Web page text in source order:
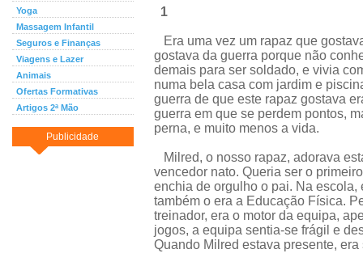
Yoga
Massagem Infantil
Seguros e Finanças
Viagens e Lazer
Animais
Ofertas Formativas
Artigos 2ª Mão
Publicidade
1
Era uma vez um rapaz que
gostava da guerra porque não
demais para ser soldado, e vivia
numa bela casa com jardim e
guerra de que este rapaz gostava
guerra em que se perdem pontos,
perna, e muito menos a vida.
Milred, o nosso rapaz, adorava
vencedor nato. Queria ser o
enchia de orgulho o pai. Na escola,
também o era a Educação Física.
treinador, era o motor da equipa,
jogos, a equipa sentia-se frágil e
Quando Milred estava presente,